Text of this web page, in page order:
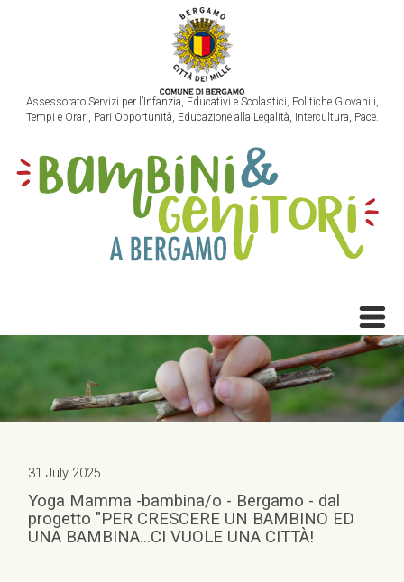
Assessorato Servizi per l’Infanzia, Educativi e Scolastici, Politiche Giovanili,
Tempi e Orari, Pari Opportunità, Educazione alla Legalità, Intercultura, Pace.
31 July 2025
Yoga Mamma -bambina/o - Bergamo - dal
progetto "PER CRESCERE UN BAMBINO ED
UNA BAMBINA...CI VUOLE UNA CITTÀ!